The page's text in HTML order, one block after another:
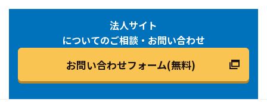
法人サイト
についてのご相談・お問い合わせ
お問い合わせフォーム(無料)